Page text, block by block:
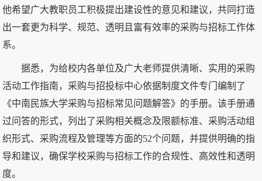
他希望广大教职员工积极提出建设性的意见和建议，共同打造
出一套更为科学、规范、透明且富有效率的采购与招标工作体
系。
据悉，为给校内各单位及广大老师提供清晰、实用的采购
活动工作指南，采购与招投标中心依据制度文件专门编制了
《中南民族大学采购与招标常见问题解答》的手册。该手册通
过问答的形式，列出了采购相关概念及限额标准、采购活动组
织形式、采购流程及管理等方面的52个问题，并提供明确的指
导和建议，确保学校采购与招标工作的合规性、高效性和透明
度。